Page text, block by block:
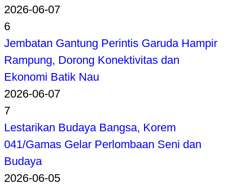
2026-06-07
6
Jembatan Gantung Perintis Garuda Hampir
Rampung, Dorong Konektivitas dan
Ekonomi Batik Nau
2026-06-07
7
Lestarikan Budaya Bangsa, Korem
041/Gamas Gelar Perlombaan Seni dan
Budaya
2026-06-05